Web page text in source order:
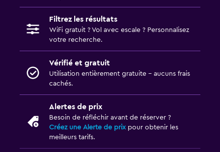
Filtrez les résultats
WiFi gratuit ? Vol avec escale ? Personnalisez
votre recherche.
Vérifié et gratuit
Utilisation entièrement gratuite - aucuns frais
cachés.
Alertes de prix
Besoin de réfléchir avant de réserver ?
Créez une Alerte de prix pour obtenir les
meilleurs tarifs.